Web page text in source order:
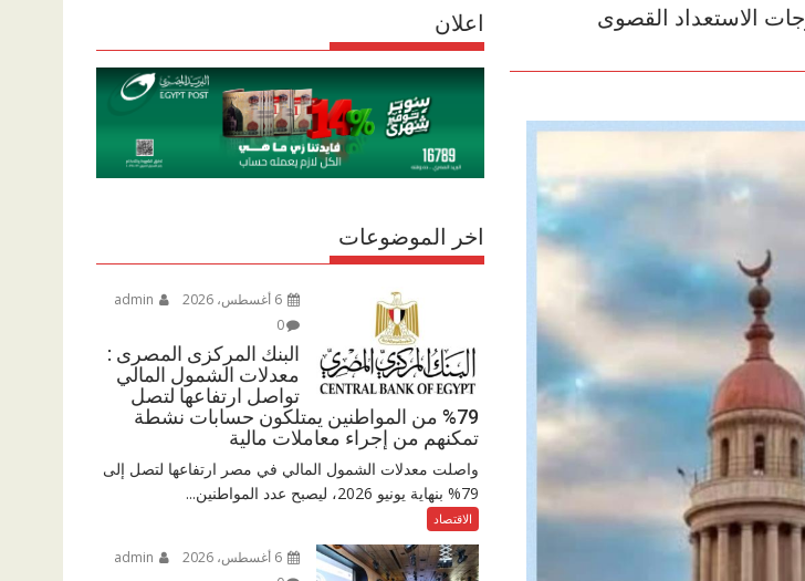
الاستعداد القصوى
اعلان
اخر الموضوعات
0
البنك المركزى المصرى :
معدلات الشمول المالي
تواصل ارتفاعها لتصل
79% من المواطنين يمتلكون حسابات نشطة
تمكنهم من إجراء معاملات مالية
واصلت معدلات الشمول المالي في مصر ارتفاعها لتصل إلى
79% بنهاية يونيو 2026، ليصبح عدد المواطنين...
الاقتصاد